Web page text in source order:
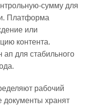
сумму для
Платформа
или
контента.
для стабильного
рабочий
документы хранят